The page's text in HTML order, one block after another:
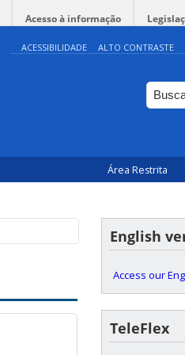
Acesso à informação
ACESSIBILIDADE ALTO CONTRASTE
Área Restrita
English
Access our
TeleFlex